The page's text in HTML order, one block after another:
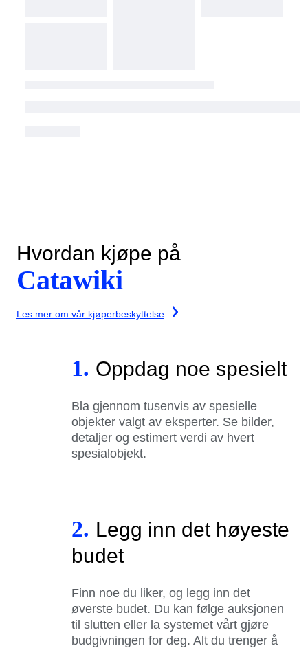
Hvordan kjøpe på
Catawiki
Les mer om vår kjøperbeskyttelse
1. Oppdag noe spesielt
Bla gjennom tusenvis av spesielle
objekter valgt av eksperter. Se bilder,
detaljer og estimert verdi av hvert
spesialobjekt.
2. Legg inn det høyeste
budet
Finn noe du liker, og legg inn det
øverste budet. Du kan følge auksjonen
til slutten eller la systemet vårt gjøre
budgivningen for deg. Alt du trenger å